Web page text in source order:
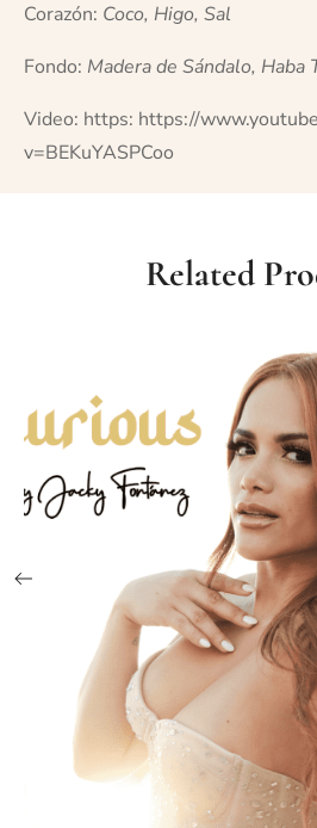
Corazón: Coco, Higo, Sal
Fondo: Madera de Sándalo, Haba
Video: https: https://
v=BEKuYASPCoo
Related